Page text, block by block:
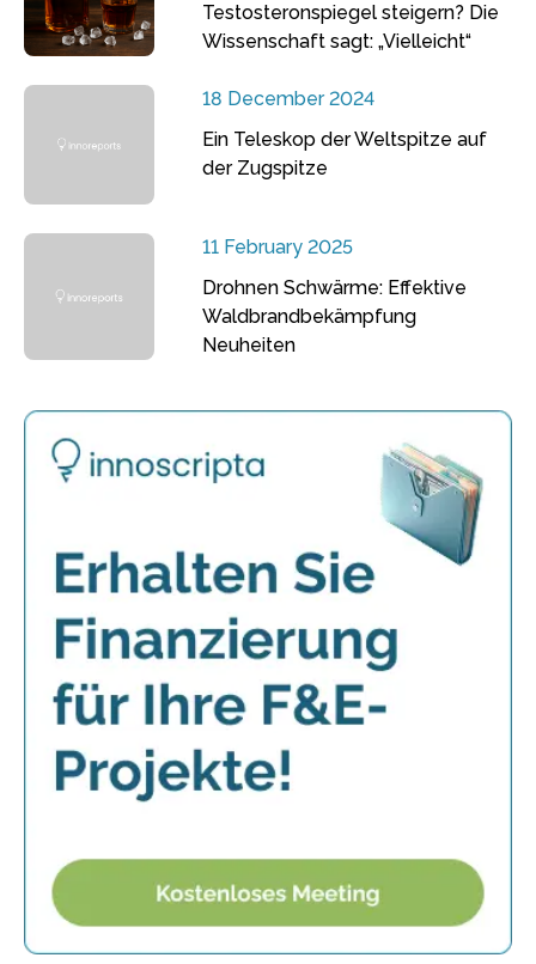
Testosteronspiegel steigern? Die
Wissenschaft sagt: „Vielleicht“
18 December 2024
Ein Teleskop der Weltspitze auf
der Zugspitze
11 February 2025
Drohnen Schwärme: Effektive
Waldbrandbekämpfung
Neuheiten